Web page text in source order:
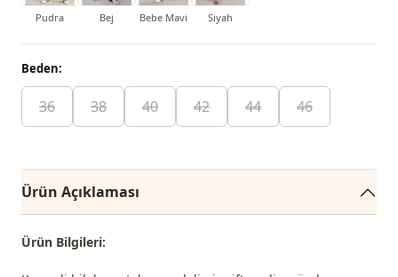
Pudra Bej Bebe Mavi Siyah
Beden:
36 38 40 42 44 46
Ürün Açıklaması
Ürün Bilgileri: